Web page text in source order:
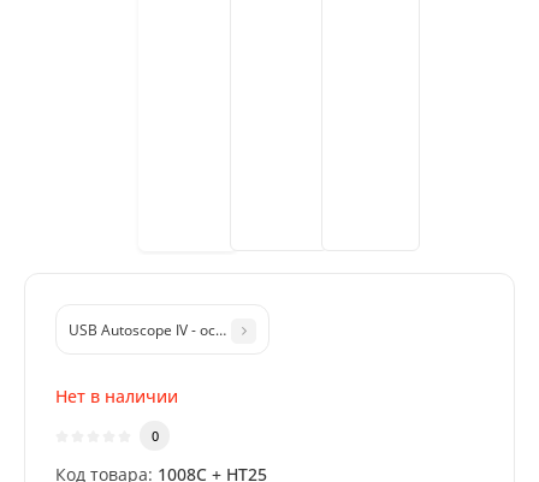
USB Autoscope IV - осциллограф Постоловского с функциями
Нет в наличии
0
Код товара: 1008C + HT25